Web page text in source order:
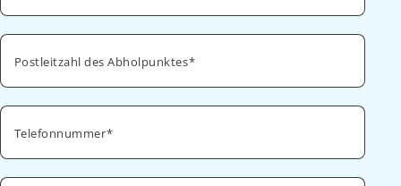
Postleitzahl des Abholpunktes
Telefonnummer